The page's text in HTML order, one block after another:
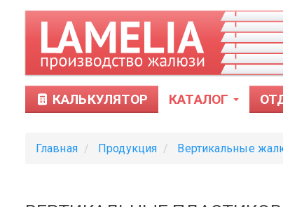
КАЛЬКУЛЯТОР КАТАЛОГ
Главная Продукция Вертикальные